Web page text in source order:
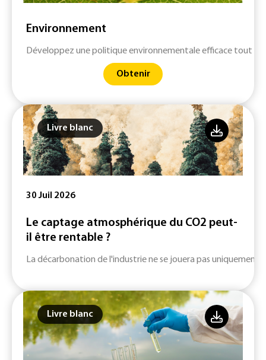
Environnement
Développez une politique environnementale efficace tout
Obtenir
Livre blanc
30 Juil 2026
Le captage atmosphérique du CO2 peut-
il être rentable ?
La décarbonation de l'industrie ne se jouera pas uniquement
Livre blanc